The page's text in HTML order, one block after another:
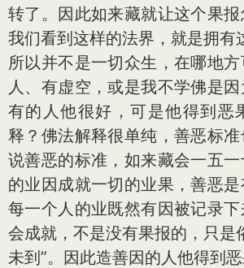
转了。因此如来藏就让这个果
我们看到这样的法界，就是拥有
所以并不是一切众生，在哪地
人、有虚空，或是我不学佛是
有的人他很好，可是他得到恶
释？佛法解释很单纯，善恶标
说善恶的标准，如来藏会一五
的业因成就一切的业果，善恶
每一个人的业既然有因被记录
会成就，不是没有果报的，只是
未到”。因此造善因的人他得到